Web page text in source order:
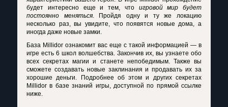
будет интересно еще и тем, чтоигровой мир будет
постоянно меняться. Пройдя одну и ту же локацию
несколько раз, вы увидите, что появятся новые дома, а
иногда даже новые замки.
База Millidor ознакомит вас еще с такой информацией — в
игре есть 6 школ волшебства. Закончив их, вы узнаете обо
всех секретах магии и станете непобедимым. Также вы
сможете создавать новые заклинания и продавать их за
хорошие деньги. Подробнее об этом и других секретах
Millidor в базе знаний игры, доступной по прямой ссылке
ниже.